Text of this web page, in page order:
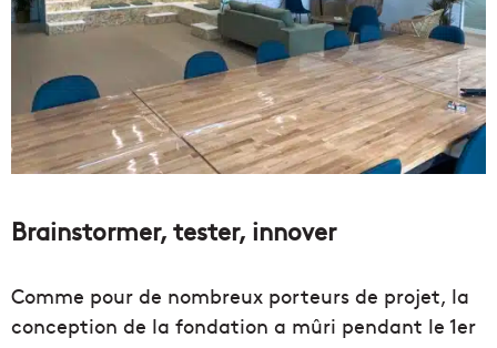
Brainstormer, tester, innover
Comme pour de nombreux porteurs de projet, la
conception de la fondation a mûri pendant le 1er